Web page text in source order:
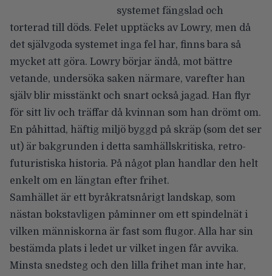
systemet fängslad och
torterad till döds. Felet upptäcks av Lowry, men då
det självgoda systemet inga fel har, finns bara så
mycket att göra. Lowry börjar ändå, mot bättre
vetande, undersöka saken närmare, varefter han
själv blir misstänkt och snart också jagad. Han flyr
för sitt liv och träffar då kvinnan som han drömt om.
En påhittad, häftig miljö byggd på skräp (som det ser
ut) är bakgrunden i detta samhällskritiska, retro-
futuristiska historia. På något plan handlar den helt
enkelt om en längtan efter frihet.
Samhället är ett byråkratsnårigt landskap, som
nästan bokstavligen påminner om ett spindelnät i
vilken människorna är fast som flugor. Alla har sin
bestämda plats i ledet ur vilket ingen får avvika.
Minsta snedsteg och den lilla frihet man inte har,